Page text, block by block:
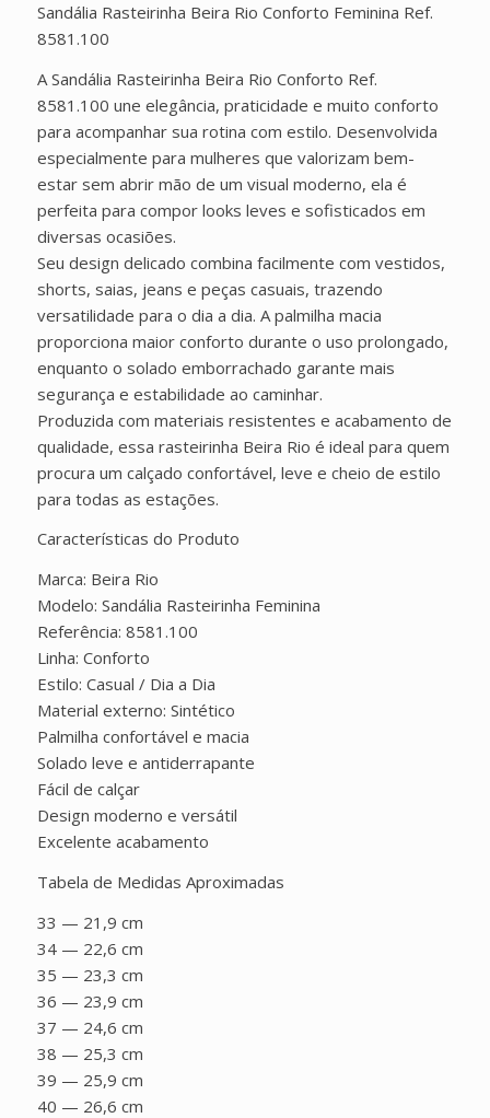
Sandália Rasteirinha Beira Rio Conforto Feminina Ref.
8581.100
A Sandália Rasteirinha Beira Rio Conforto Ref.
8581.100 une elegância, praticidade e muito conforto
para acompanhar sua rotina com estilo. Desenvolvida
especialmente para mulheres que valorizam bem-
estar sem abrir mão de um visual moderno, ela é
perfeita para compor looks leves e sofisticados em
diversas ocasiões.
Seu design delicado combina facilmente com vestidos,
shorts, saias, jeans e peças casuais, trazendo
versatilidade para o dia a dia. A palmilha macia
proporciona maior conforto durante o uso prolongado,
enquanto o solado emborrachado garante mais
segurança e estabilidade ao caminhar.
Produzida com materiais resistentes e acabamento de
qualidade, essa rasteirinha Beira Rio é ideal para quem
procura um calçado confortável, leve e cheio de estilo
para todas as estações.
Características do Produto
Marca: Beira Rio
Modelo: Sandália Rasteirinha Feminina
Referência: 8581.100
Linha: Conforto
Estilo: Casual / Dia a Dia
Material externo: Sintético
Palmilha confortável e macia
Solado leve e antiderrapante
Fácil de calçar
Design moderno e versátil
Excelente acabamento
Tabela de Medidas Aproximadas
33 — 21,9 cm
34 — 22,6 cm
35 — 23,3 cm
36 — 23,9 cm
37 — 24,6 cm
38 — 25,3 cm
39 — 25,9 cm
40 — 26,6 cm